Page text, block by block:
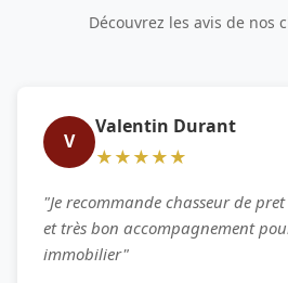
Découvrez les avis de nos
V
Valentin Durant
★★★★★
"Je recommande chasseur de
et très bon accompagnement
immobilier"